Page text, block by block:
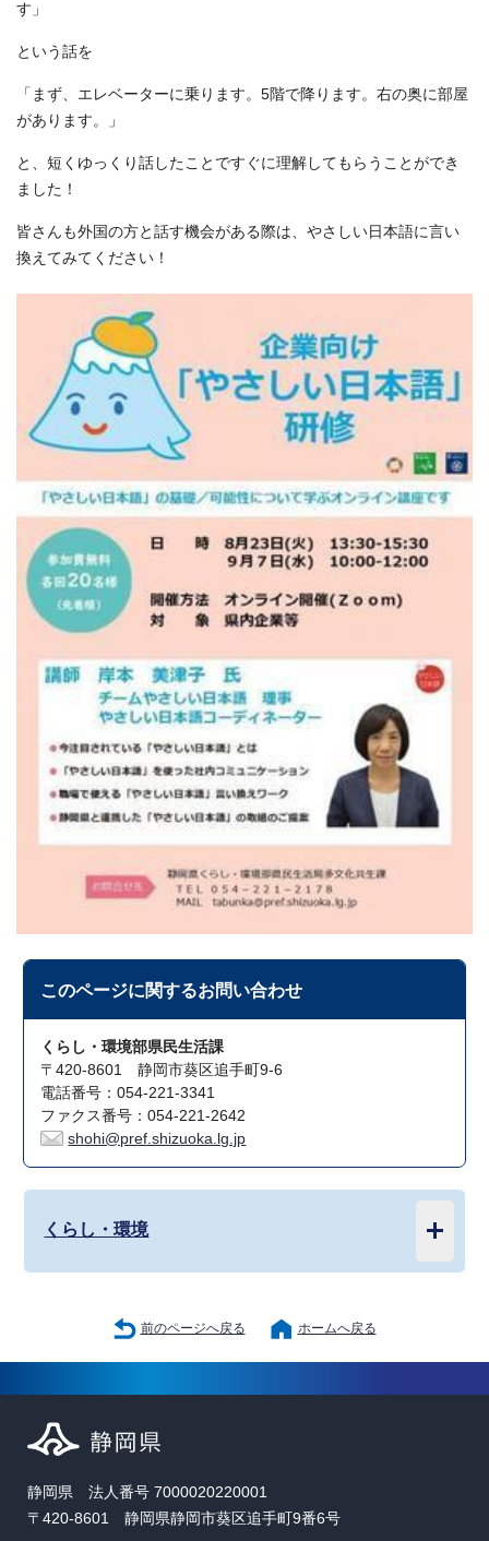
す」
という話を
「まず、エレベーターに乗ります。5階で降ります。右の奥に部屋
があります。」
と、短くゆっくり話したことですぐに理解してもらうことができ
ました！
皆さんも外国の方と話す機会がある際は、やさしい日本語に言い
換えてみてください！
このページに関するお問い合わせ
くらし・環境部県民生活課
〒420-8601 静岡市葵区追手町9-6
電話番号：054-221-3341
ファクス番号：054-221-2642
shohi@pref.shizuoka.lg.jp
くらし・環境
前のページへ戻る ホームへ戻る
静岡県 法人番号 7000020220001
〒420-8601 静岡県静岡市葵区追手町9番6号